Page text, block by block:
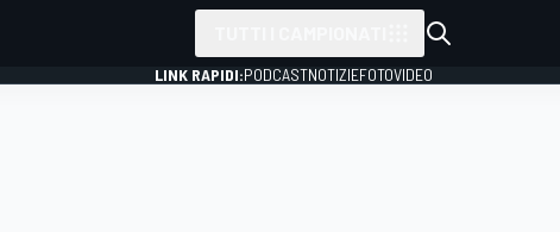
LINK RAPIDI:PODCASTNOTIZIEFOTOVIDEO